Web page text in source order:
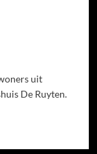
uit
De Ruyten.